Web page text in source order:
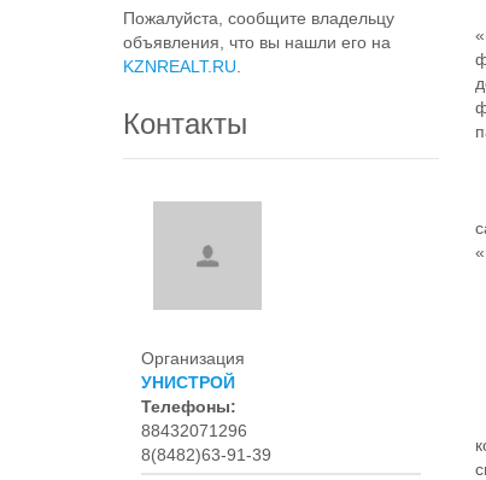
Пожалуйста, сообщите владельцу
объявления, что вы нашли его на
KZNREALT.RU
Контакты
Организация
УНИСТРОЙ
Телефоны:
88432071296
8(8482)63-91-39